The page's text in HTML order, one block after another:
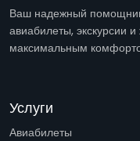
Ваш надежный
авиабилеты, экскурсии
максимальным
Услуги
Авиабилеты